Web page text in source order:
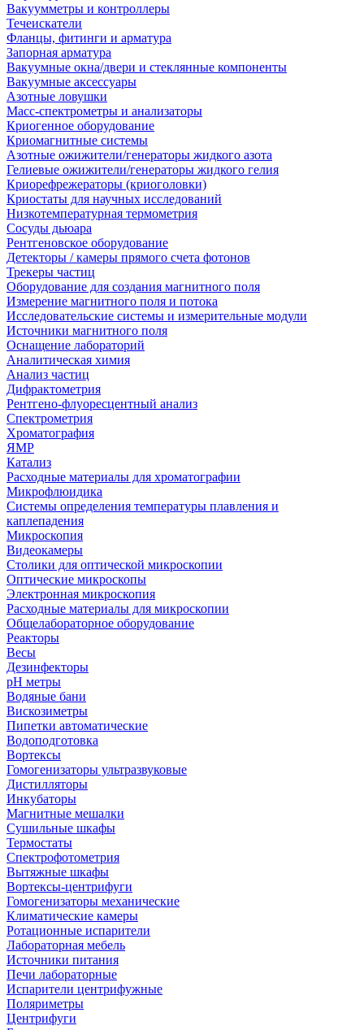
Вакуумметры и контроллеры
Течеискатели
Фланцы, фитинги и арматура
Запорная арматура
Вакуумные окна/двери и стеклянные компоненты
Вакуумные аксессуары
Азотные ловушки
Масс-спектрометры и анализаторы
Криогенное оборудование
Криомагнитные системы
Азотные ожижители/генераторы жидкого азота
Гелиевые ожижители/генераторы жидкого гелия
Криорефрежераторы (криоголовки)
Криостаты для научных исследований
Низкотемпературная термометрия
Сосуды дьюара
Рентгеновское оборудование
Детекторы / камеры прямого счета фотонов
Трекеры частиц
Оборудование для создания магнитного поля
Измерение магнитного поля и потока
Исследовательские системы и измерительные модули
Источники магнитного поля
Оснащение лабораторий
Аналитическая химия
Анализ частиц
Дифрактометрия
Рентгено-флуоресцентный анализ
Спектрометрия
Хроматография
ЯМР
Катализ
Расходные материалы для хроматографии
Микрофлюидика
Системы определения температуры плавления и
каплепадения
Микроскопия
Видеокамеры
Столики для оптической микроскопии
Оптические микроскопы
Электронная микроскопия
Расходные материалы для микроскопии
Общелабораторное оборудование
Реакторы
Весы
Дезинфекторы
рН метры
Водяные бани
Вискозиметры
Пипетки автоматические
Водоподготовка
Вортексы
Гомогенизаторы ультразвуковые
Дистилляторы
Инкубаторы
Магнитные мешалки
Сушильные шкафы
Термостаты
Спектрофотометрия
Вытяжные шкафы
Вортексы-центрифуги
Гомогенизаторы механические
Климатические камеры
Ротационные испарители
Лабораторная мебель
Источники питания
Печи лабораторные
Испарители центрифужные
Поляриметры
Центрифуги